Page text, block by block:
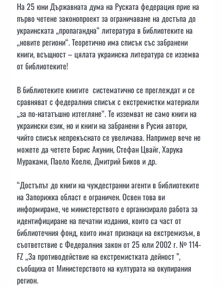
На 25 юни Държавната дума на Руската федерация прие на
първо четене законопроект за ограничаване на достъпа до
украинската „пропагандна“ литература в библиотеките на
„новите региони“. Теоретично има списък със забранени
книги, всъщност – цялата украинска литература се изземва
от библиотеките!
В библиотеките книгите систематично се преглеждат и се
сравняват с федералния списък с екстремистки материали
„за по-нататъшно изтегляне“. Те изземват не само книги на
украински език, но и книги на забранени в Русия автори,
чийто списък непрекъснато се увеличава. Например вече не
можете да четете Борис Акунин, Стефан Цвайг, Харука
Мураками, Паоло Коелю, Дмитрий Биков и др.
“Достъпът до книги на чуждестранни агенти в библиотеките
на Запорижка област е ограничен. Освен това ви
информираме, че министерството е организирало работа за
идентифициране на печатни издания, които са част от
библиотечния фонд, които имат признаци на екстремизъм, в
съответствие с Федералния закон от 25 юли 2002 г. № 114-
FZ „За противодействие на екстремистката дейност ”,
съобщиха от Министерството на културата на окупирания
регион.